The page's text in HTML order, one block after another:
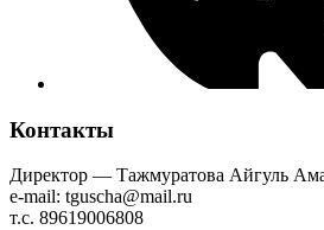
Контакты
Директор — Тажмуратова Айгуль
e-mail: tguscha@mail.ru
т.с. 89619006808